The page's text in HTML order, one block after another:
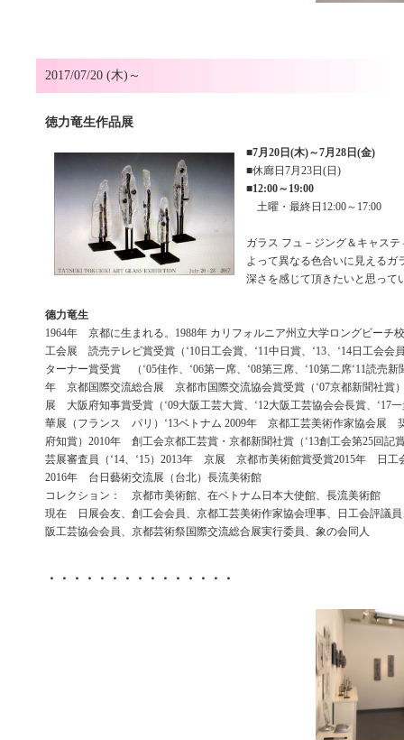
2017/07/20 (木)～
徳力竜生作品展
■7月20日(木)～7月28日(金)
■休廊日7月23日(日)
■12:00～19:00
土曜・最終日12:00～17:00
ガラス フュ－ジング＆キャス
よって異なる色合いに見えるガ
深さを感じて頂きたいと思って
德力竜生
1964年 京都に生まれる。1988年 カリフォルニア州立大学ロングビー
工会展 読売テレビ賞受賞（‘10日工会賞、‘11中日賞、‘13、‘14日工会
ターナー賞受賞 （‘05佳作、‘06第一席、‘08第三席、‘10第二席‘11読売新
年 京都国際交流総合展 京都市国際交流協会賞受賞（‘07京都新聞社賞
展 大阪府知事賞受賞（‘09大阪工芸大賞、‘12大阪工芸協会会長賞、‘17
華展（フランス パリ）‘13ベトナム 2009年 京都工芸美術作家協会展
府知賞）2010年 創工会京都工芸賞・京都新聞社賞（‘13創工会第25回記
芸展審査員（‘14、‘15）2013年 京展 京都市美術館賞受賞2015年 日工
2016年 台日藝術交流展（台北）長流美術館
コレクション： 京都市美術館、在ベトナム日本大使館、長流美術館
現在 日展会友、創工会会員、京都工芸美術作家協会理事、日工会評議
阪工芸協会会員、京都芸術祭国際交流総合展実行委員、象の会同人
・・・・・・・・・・・・・・・